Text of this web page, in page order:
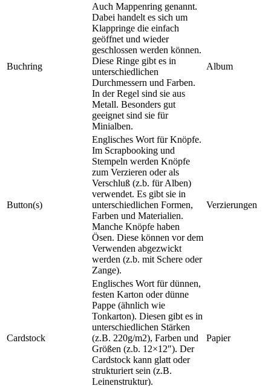
Buchring
Auch Mappenring genannt.
Dabei handelt es sich um
Klappringe die einfach
geöffnet und wieder
geschlossen werden können.
Diese Ringe gibt es in
unterschiedlichen
Durchmessern und Farben.
In der Regel sind sie aus
Metall. Besonders gut
geeignet sind sie für
Minialben.
Album
Button(s)
Englisches Wort für Knöpfe.
Im Scrapbooking und
Stempeln werden Knöpfe
zum Verzieren oder als
Verschluß (z.b. für Alben)
verwendet. Es gibt sie in
unterschiedlichen Formen,
Farben und Materialien.
Manche Knöpfe haben
Ösen. Diese können vor dem
Verwenden abgezwickt
werden (z.b. mit Schere oder
Zange).
Verzierungen
Cardstock
Englisches Wort für dünnen,
festen Karton oder dünne
Pappe (ähnlich wie
Tonkarton). Diesen gibt es in
unterschiedlichen Stärken
(z.B. 220g/m2), Farben und
Größen (z.b. 12×12″). Der
Cardstock kann glatt oder
strukturiert sein (z.B.
Leinenstruktur).
Papier